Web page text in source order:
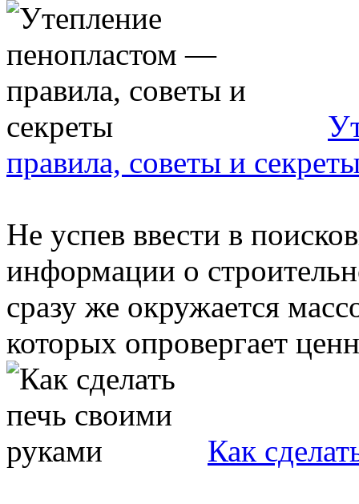
правила, советы и
Не успев ввести в
информации о
сразу же окружается
которых опровергает
Как